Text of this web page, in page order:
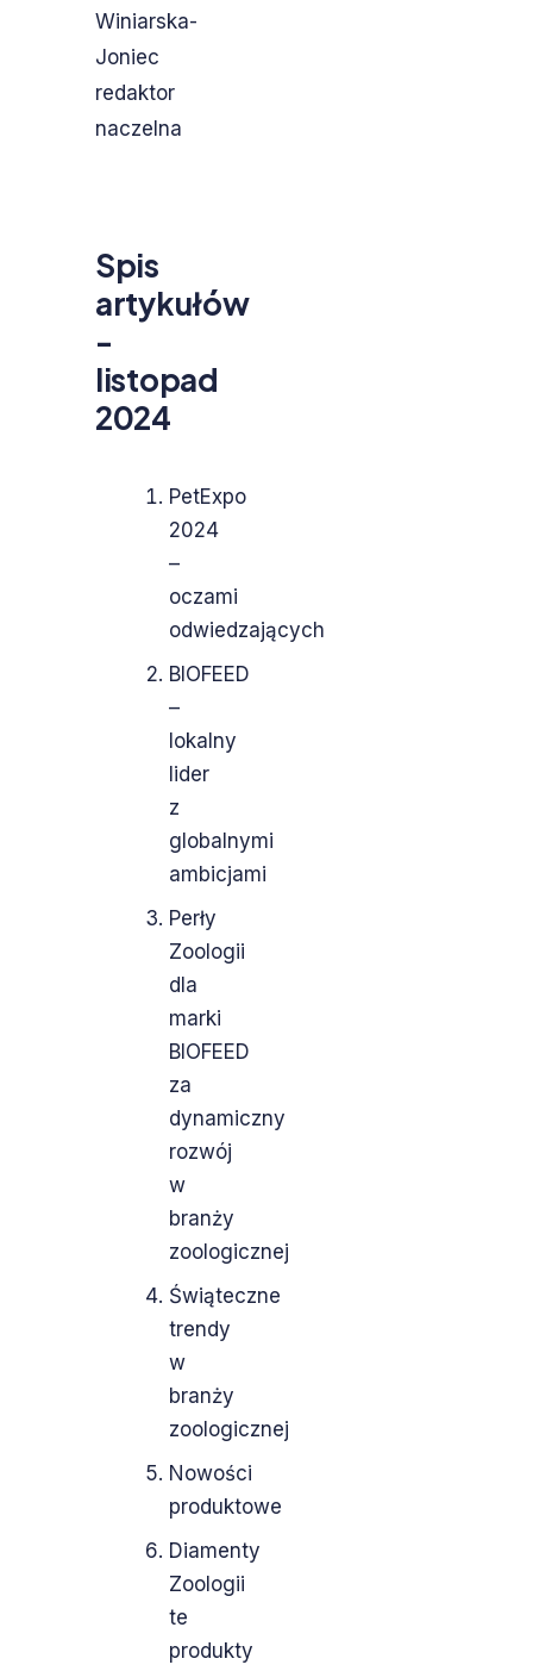
Winiarska-
Joniec
redaktor
naczelna
Spis
artykułów
-
listopad
2024
PetExpo
2024
–
oczami
odwiedzających
BIOFEED
–
lokalny
lider
z
globalnymi
ambicjami
Perły
Zoologii
dla
marki
BIOFEED
za
dynamiczny
rozwój
w
branży
zoologicznej
Świąteczne
trendy
w
branży
zoologicznej
Nowości
produktowe
Diamenty
Zoologii
te
produkty